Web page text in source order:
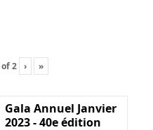
of2 › »
Gala Annuel Janvier
2023 - 40e édition